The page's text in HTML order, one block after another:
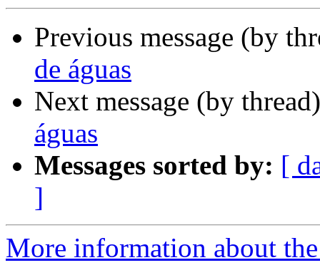
Previous message (by
de águas
Next message (by
águas
Messages sorted by: [
]
More information about